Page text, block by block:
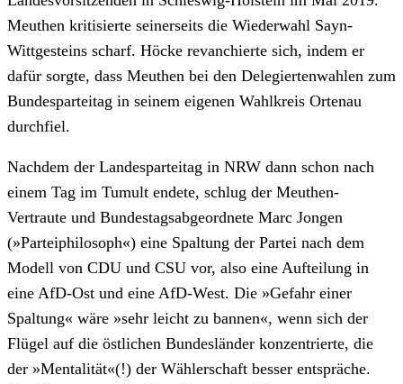
Meuthen kritisierte seinerseits die Wiederwahl Sayn-
Wittgesteins scharf. Höcke revanchierte sich, indem er
dafür sorgte, dass Meuthen bei den Delegiertenwahlen zum
Bundesparteitag in seinem eigenen Wahlkreis Ortenau
durchfiel.
Nachdem der Landesparteitag in NRW dann schon nach
einem Tag im Tumult endete, schlug der Meuthen-
Vertraute und Bundestagsabgeordnete Marc Jongen
(»Parteiphilosoph«) eine Spaltung der Partei nach dem
Modell von CDU und CSU vor, also eine Aufteilung in
eine AfD-Ost und eine AfD-West. Die »Gefahr einer
Spaltung« wäre »sehr leicht zu bannen«, wenn sich der
Flügel auf die östlichen Bundesländer konzentrierte, die
der »Mentalität«(!) der Wählerschaft besser entspräche.